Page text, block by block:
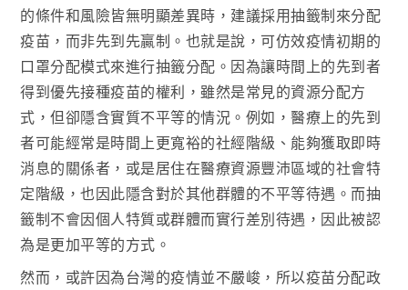
的條件和風險皆無明顯差異時，建議採用抽籤制來分配
疫苗，而非先到先贏制。也就是說，可仿效疫情初期的
口罩分配模式來進行抽籤分配。因為讓時間上的先到者
得到優先接種疫苗的權利，雖然是常見的資源分配方
式，但卻隱含實質不平等的情況。例如，醫療上的先到
者可能經常是時間上更寬裕的社經階級、能夠獲取即時
消息的關係者，或是居住在醫療資源豐沛區域的社會特
定階級，也因此隱含對於其他群體的不平等待遇。而抽
籤制不會因個人特質或群體而實行差別待遇，因此被認
為是更加平等的方式。
然而，或許因為台灣的疫情並不嚴峻，所以疫苗分配政